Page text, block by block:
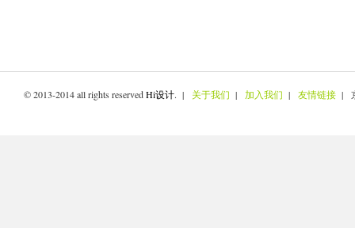
© 2013-2014 all rights reservedHi设计. | 关于我们 | 加入我们 | 友情链接 |